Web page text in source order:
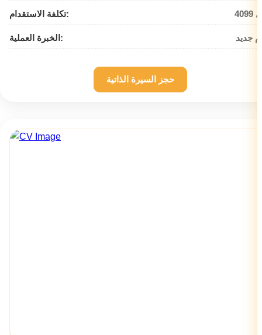
تكلفة الاستقدام:
الخبرة العملية: جديد
حجز السيرة الذاتية